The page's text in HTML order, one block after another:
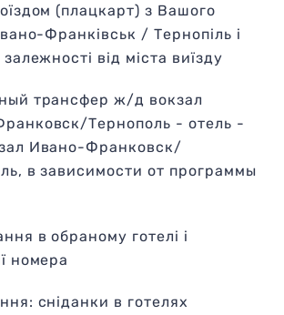
(плацкарт) з Вашого
Франківськ / Тернопіль і
від міста виїзду
трансфер ж/д вокзал
Тернополь - отель -
Ивано-Франковск/
в зависимости от программы
в обраному готелі і
номера
сніданки в готелях